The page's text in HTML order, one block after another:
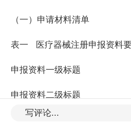
（一）申请材料清单
表一 医疗器械注册申报资料
申报资料一级标题
申报资料二级标题
1．申请表
写评论...